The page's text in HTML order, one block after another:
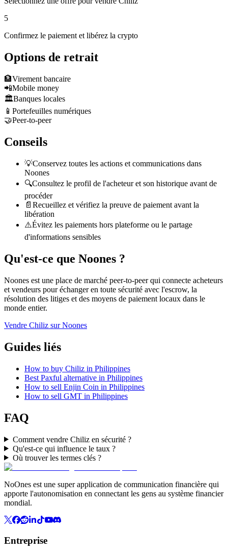
5
Confirmez le paiement et libérez la crypto
Options de retrait
🏦Virement bancaire
📲Mobile money
🏛️Banques locales
📱 Portefeuilles numériques
🤝Peer-to-peer
Conseils
💡Conservez toutes les actions et communications dans
Noones
🔍Consultez le profil de l'acheteur et son historique avant de
procéder
📄 Recueillez et vérifiez la preuve de paiement avant la
libération
⚠️Évitez les paiements hors plateforme ou le partage
d'informations sensibles
Qu'est-ce que Noones ?
Noones est une place de marché peer-to-peer qui connecte acheteurs
et vendeurs pour échanger en toute sécurité avec l'escrow, la
résolution des litiges et des moyens de paiement locaux dans le
monde entier.
Vendre Chiliz sur Noones
Guides liés
How to buy Chiliz in Philippines
Best Paxful alternative in Philippines
How to sell Enjin Coin in Philippines
How to sell GMT in Philippines
FAQ
Comment vendre Chiliz en sécurité ?
Qu'est-ce qui influence le taux ?
Où trouver les termes clés ?
NoOnes est une super application de communication financière qui
apporte l'autonomisation en connectant les gens au système financier
mondial.
Entreprise